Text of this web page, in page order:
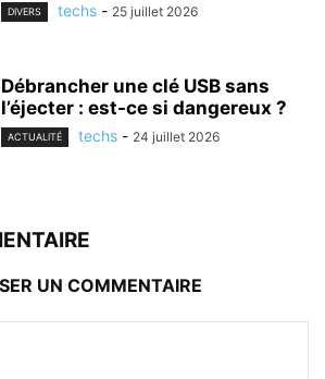
DIVERS techs - 25 juillet 2026
Débrancher une clé USB sans
l’éjecter : est-ce si dangereux ?
ACTUALITÉ techs - 24 juillet 2026
UN COMMENTAIRE